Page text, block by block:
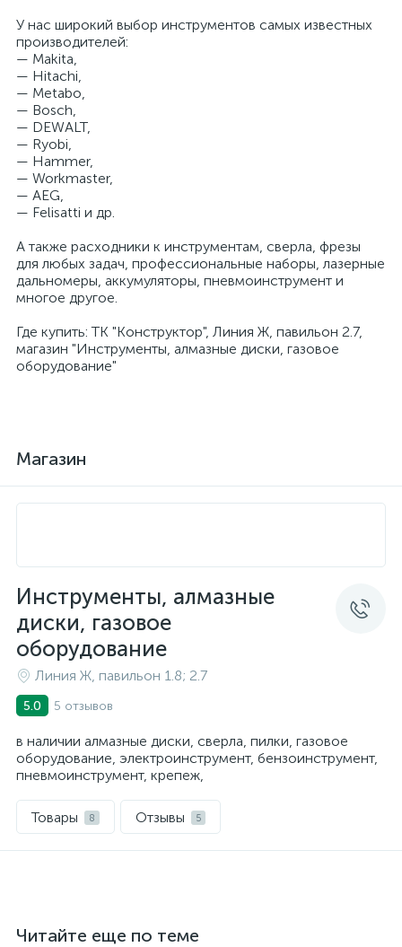
У нас широкий выбор инструментов самых известных
производителей:
— Makita,
— Hitachi,
— Metabo,
— Bosch,
— DEWALT,
— Ryobi,
— Hammer,
— Workmaster,
— AEG,
— Felisatti и др.
А также расходники к инструментам, сверла, фрезы
для любых задач, профессиональные наборы, лазерные
дальномеры, аккумуляторы, пневмоинструмент и
многое другое.
Где купить: ТК "Конструктор", Линия Ж, павильон 2.7,
магазин "Инструменты, алмазные диски, газовое
оборудование"
Магазин
Инструменты, алмазные
диски, газовое
оборудование
Линия Ж, павильон 1.8; 2.7
5.0 5 отзывов
в наличии алмазные диски, сверла, пилки, газовое
оборудование, электроинструмент, бензоинструмент,
пневмоинструмент, крепеж,
Товары 8 Отзывы 5
Читайте еще по теме